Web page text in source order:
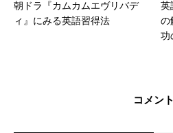
朝ドラ『カムカムエヴリバデ
ィ』にみる英語習得法
英
の
功
コメント